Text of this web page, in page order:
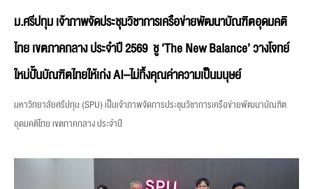
ม.ศรีปทุม เจ้าภาพจัดประชุมวิชาการเครือข่ายพัฒนาบัณฑิตอุดมคติ
ไทย เขตภาคกลาง ประจำปี 2569 ชู ‘The New Balance’ วางโจทย์
ใหม่ปั้นบัณฑิตไทยให้เก่ง AI–ไม่ทิ้งคุณค่าความเป็นมนุษย์
มหาวิทยาลัยศรีปทุม (SPU) เป็นเจ้าภาพจัดการประชุมวิชาการเครือข่ายพัฒนาบัณฑิต
อุดมคติไทย เขตภาคกลาง ประจำปี